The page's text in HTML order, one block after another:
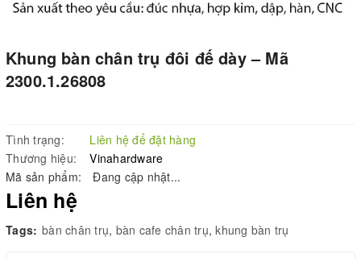
Khung bàn chân trụ đôi đế dày – Mã
2300.1.26808
Tình trạng:
Liên hệ để đặt hàng
Thương hiệu:
Vinahardware
Mã sản phẩm:
Đang cập nhật...
Liên hệ
Tags: bàn chân trụ, bàn cafe chân trụ,khung bàn trụ